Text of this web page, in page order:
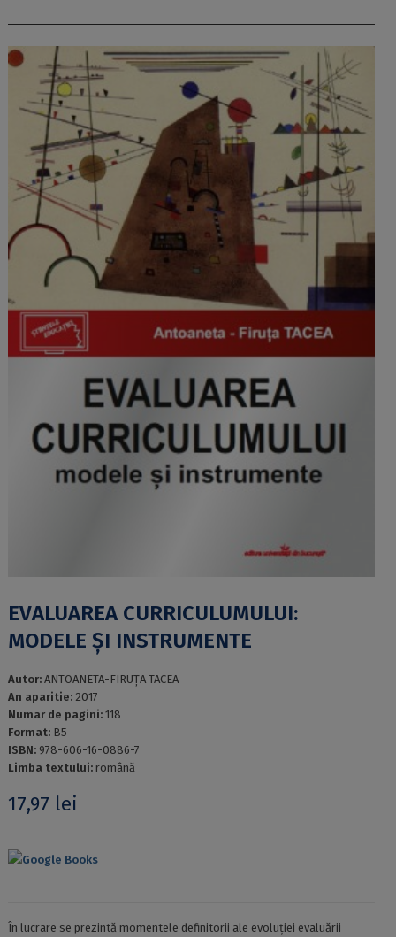
EVALUAREA CURRICULUMULUI:
MODELE ŞI INSTRUMENTE
Autor: ANTOANETA-FIRUŢA TACEA
An aparitie: 2017
Numar de pagini: 118
Format: B5
ISBN: 978-606-16-0886-7
Limba textului: română
17,97 lei
Google Books
În lucrare se prezintă momentele definitorii ale evoluţiei evaluării